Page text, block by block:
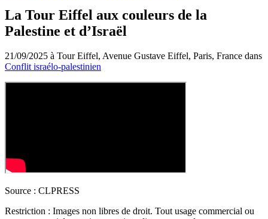
La Tour Eiffel aux couleurs de la
Palestine et d’Israël
21/09/2025 à Tour Eiffel, Avenue Gustave Eiffel, Paris, France dans
Conflit israélo-palestinien
Source : CLPRESS
Restriction : Images non libres de droit. Tout usage commercial ou